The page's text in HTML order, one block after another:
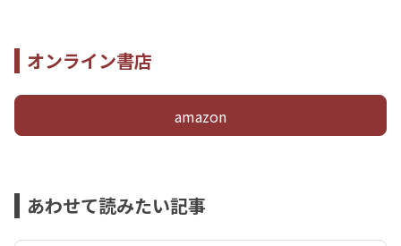
オンライン書店
amazon
あわせて読みたい記事